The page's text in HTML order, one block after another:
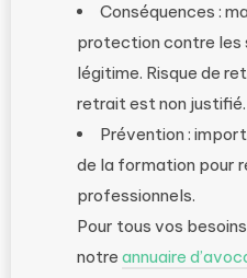
Conséquences :
protection contre les
légitime. Risque de
retrait est non justifié.
Prévention :
de la formation pour
professionnels.
Pour tous vos
notre annuaire